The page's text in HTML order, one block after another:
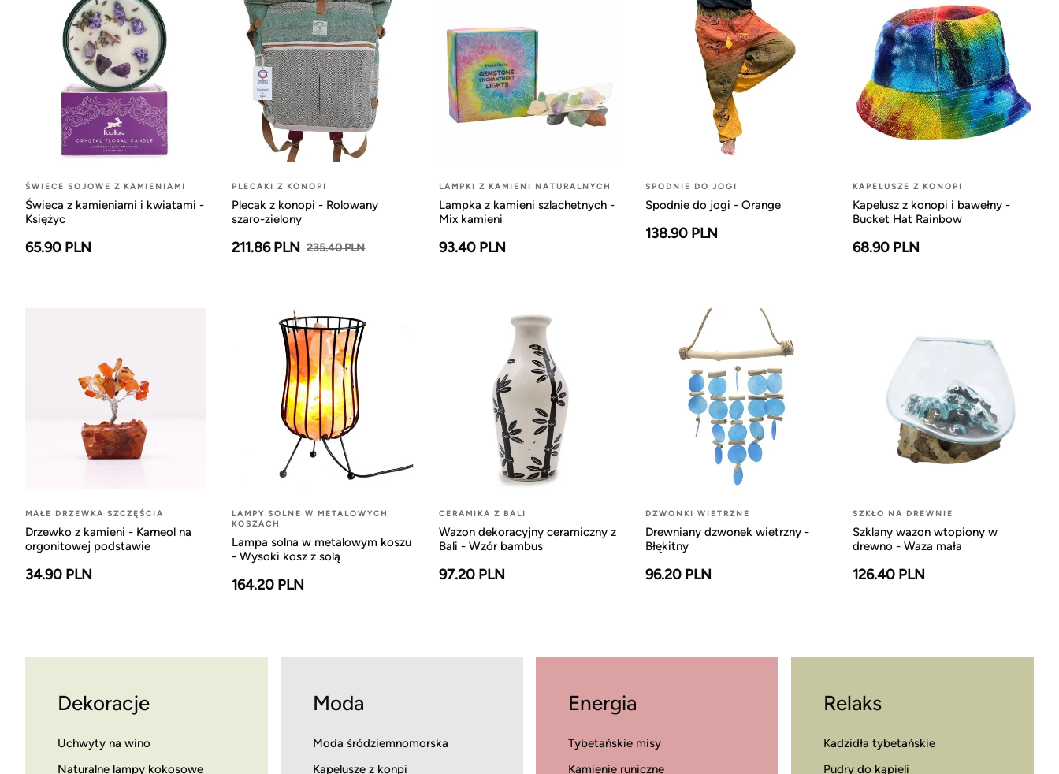
ŚWIECE SOJOWE Z KAMIENIAMI
Świeca z kamieniami i kwiatami -
Księżyc
65.90 PLN
PLECAKI Z KONOPI
Plecak z konopi - Rolowany
szaro-zielony
211.86 PLN 235.40 PLN
LAMPKI Z KAMIENI NATURALNYCH
Lampka z kamieni szlachetnych -
Mix kamieni
93.40 PLN
SPODNIE DO JOGI
Spodnie do jogi - Orange
138.90 PLN
KAPELUSZE Z KONOPI
Kapelusz z konopi i bawełny -
Bucket Hat Rainbow
68.90 PLN
MAŁE DRZEWKA SZCZĘŚCIA
Drzewko z kamieni - Karneol na
orgonitowej podstawie
34.90 PLN
LAMPY SOLNE W METALOWYCH
KOSZACH
Lampa solna w metalowym koszu
- Wysoki kosz z solą
164.20 PLN
CERAMIKA Z BALI
Wazon dekoracyjny ceramiczny z
Bali - Wzór bambus
97.20 PLN
DZWONKI WIETRZNE
Drewniany dzwonek wietrzny -
Błękitny
96.20 PLN
SZKŁO NA DREWNIE
Szklany wazon wtopiony w
drewno - Waza mała
126.40 PLN
Dekoracje
Uchwyty na wino
Naturalne lampy kokosowe
Moda
Moda śródziemnomorska
Kapelusze z konpi
Energia
Tybetańskie misy
Kamienie runiczne
Relaks
Kadzidła tybetańskie
Pudry do kąpieli